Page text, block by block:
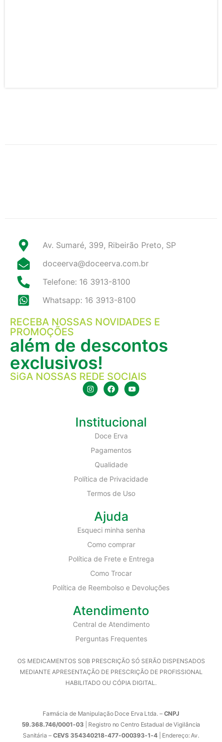
Av. Sumaré, 399, Ribeirão Preto, SP
doceerva@doceerva.com.br
Telefone: 16 3913-8100
Whatsapp: 16 3913-8100
RECEBA NOSSAS NOVIDADES E
PROMOÇÕES
além de descontos
exclusivos!
SiGA NOSSAS REDE SOCIAIS
Institucional
Doce Erva
Pagamentos
Qualidade
Política de Privacidade
Termos de Uso
Ajuda
Esqueci minha senha
Como comprar
Política de Frete e Entrega
Como Trocar
Política de Reembolso e Devoluções
Atendimento
Central de Atendimento
Perguntas Frequentes
OS MEDICAMENTOS SOB PRESCRIÇÃO SÓ SERÃO DISPENSADOS
MEDIANTE APRESENTAÇÃO DE PRESCRIÇÃO DE PROFISSIONAL
HABILITADO OU CÓPIA DIGITAL.
Farmácia de Manipulação Doce Erva Ltda. – CNPJ
59.368.746/0001-03| Registro no Centro Estadual de Vigilância
Sanitária –CEVS 354340218-477-000393-1-4| Endereço: Av.